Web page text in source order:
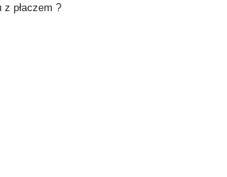
płaczem ?